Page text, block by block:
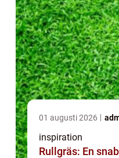
01 augusti 2026
inspiration
Rullgräs: En